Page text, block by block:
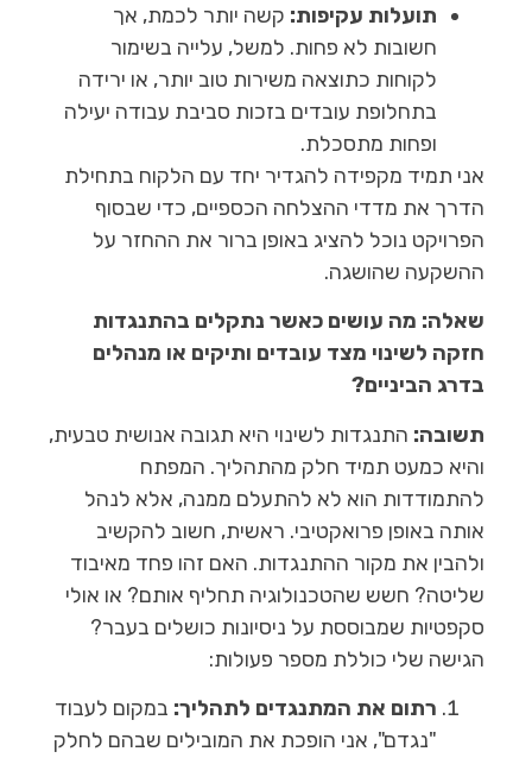
תועלות עקיפות: קשה יותר לכמת, אך
חשובות לא פחות. למשל, עלייה בשימור
לקוחות כתוצאה משירות טוב יותר, או ירידה
בתחלופת עובדים בזכות סביבת עבודה יעילה
ופחות מתסכלת.
אני תמיד מקפידה להגדיר יחד עם הלקוח בתחילת
הדרך את מדדי ההצלחה הכספיים, כדי שבסוף
הפרויקט נוכל להציג באופן ברור את ההחזר על
ההשקעה שהושגה.
שאלה: מה עושים כאשר נתקלים בהתנגדות
חזקה לשינוי מצד עובדים ותיקים או מנהלים
בדרג הביניים?
תשובה: התנגדות לשינוי היא תגובה אנושית טבעית,
והיא כמעט תמיד חלק מהתהליך. המפתח
להתמודדות הוא לא להתעלם ממנה, אלא לנהל
אותה באופן פרואקטיבי. ראשית, חשוב להקשיב
ולהבין את מקור ההתנגדות. האם זהו פחד מאיבוד
שליטה? חשש שהטכנולוגיה תחליף אותם? או אולי
סקפטיות שמבוססת על ניסיונות כושלים בעבר?
הגישה שלי כוללת מספר פעולות:
רתום את המתנגדים לתהליך: במקום לעבוד
"נגדם", אני הופכת את המובילים שבהם לחלק